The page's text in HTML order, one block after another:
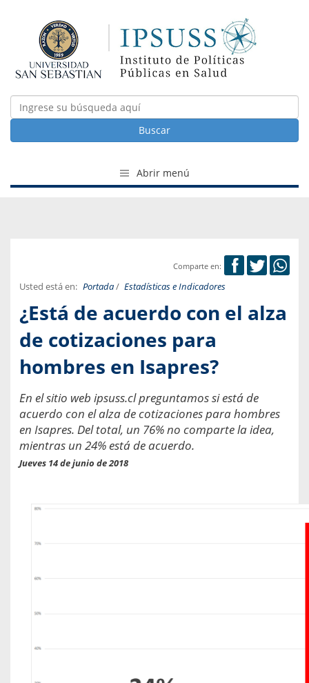
Buscar
Abrir menú
Comparte en:
Usted está en: Portada/ Estadísticas e Indicadores
¿Está de acuerdo con el alza
de cotizaciones para
hombres en Isapres?
En el sitio web ipsuss.cl preguntamos si está de
acuerdo con el alza de cotizaciones para hombres
en Isapres. Del total, un 76% no comparte la idea,
mientras un 24% está de acuerdo.
Jueves 14 de junio de 2018